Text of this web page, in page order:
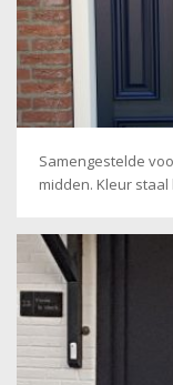
Samengestelde
midden. Kleur